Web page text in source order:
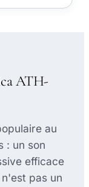
ATH-
au
: un son
efficace
pas un